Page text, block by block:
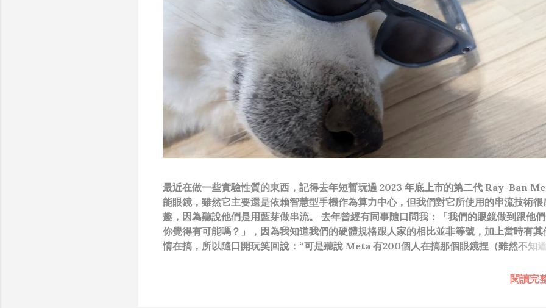
最近在做一些實驗性質的東西，記得去年短暫玩過 2023 年底上市的第二代 Ray-Ban
能眼鏡，雖然它主要還是依賴智慧型手機作為算力中心，但我們對它所使用的串流技術很
趣，因為聽說他們是用藍芽做串流。 去年曾經有同事隨口問我：「我們的眼鏡做到跟他
你覺得有可能嗎？」，因為我知道我們的硬體規格跟人家的相比並非等號，加上當時有其
情在搞，所以隨口開玩笑回說：“可是聽說 Meta 有200個人在搞那個眼鏡捏（雖然不知
也記得更久以前，當我們還在研究那個眼鏡時，常聽到像是：『 他們不知道用了什麼黑
閱讀完